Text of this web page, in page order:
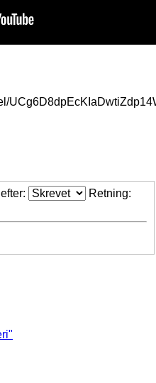
Retning: